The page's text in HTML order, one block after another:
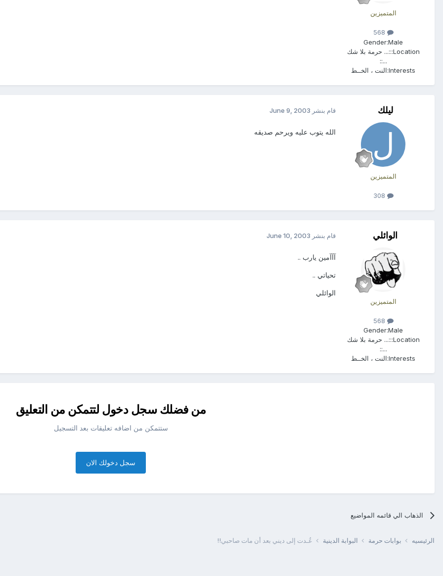
المتميزين
Gender:Male
Location: ::... حرمة بلا شك
...::
Interests: النت ، الخــط
ليلك
المتميزين
قام بنشر June 9, 2003
الله يتوب عليه ويرحم صديقه
الوائلي
المتميزين
Gender:Male
Location: ::... حرمة بلا شك
...::
Interests: النت ، الخــط
قام بنشر June 10, 2003
آآآمين يارب ..
تحياتي ..
الوائلي
من فضلك سجل دخول لتتمكن من التعليق
ستتمكن من اضافه تعليقات بعد التسجيل
سجل دخولك الان
الذهاب الي قائمه المواضيع
الرئيسيه بوابات حرمة البوابة الدينية عُـدت إلى ديني بعد أن مات صاحبي!!